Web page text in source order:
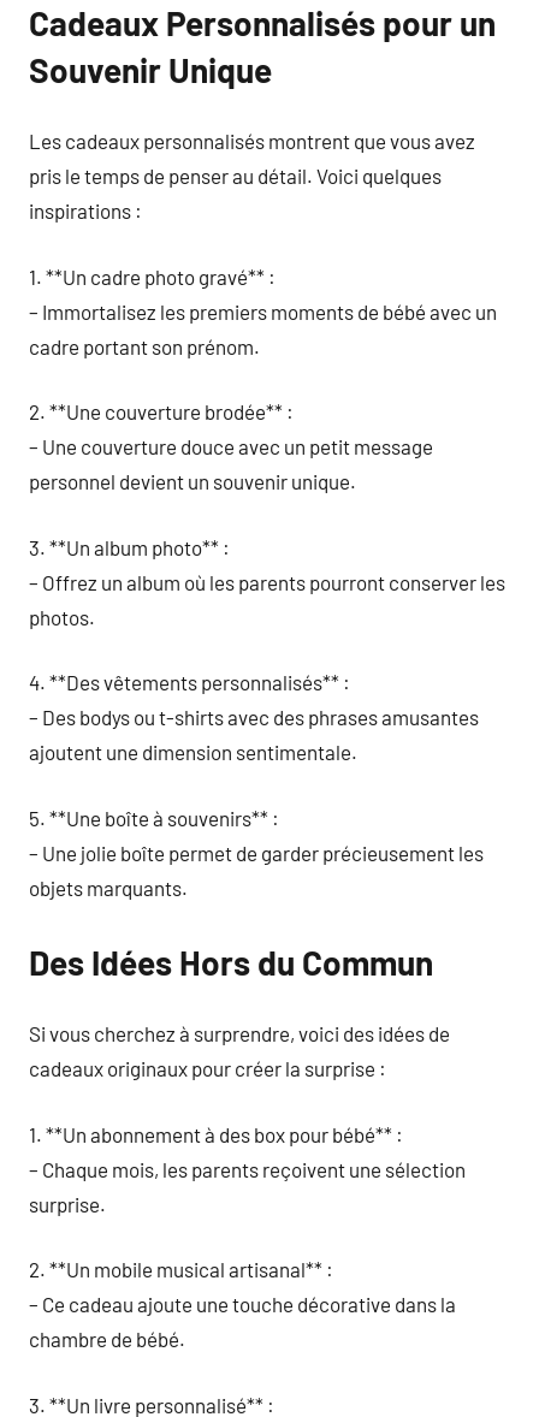
Cadeaux Personnalisés pour un
Souvenir Unique
Les cadeaux personnalisés montrent que vous avez
pris le temps de penser au détail. Voici quelques
inspirations :
1. **Un cadre photo gravé** :
– Immortalisez les premiers moments de bébé avec un
cadre portant son prénom.
2. **Une couverture brodée** :
– Une couverture douce avec un petit message
personnel devient un souvenir unique.
3. **Un album photo** :
– Offrez un album où les parents pourront conserver les
photos.
4. **Des vêtements personnalisés** :
– Des bodys ou t-shirts avec des phrases amusantes
ajoutent une dimension sentimentale.
5. **Une boîte à souvenirs** :
– Une jolie boîte permet de garder précieusement les
objets marquants.
Des Idées Hors du Commun
Si vous cherchez à surprendre, voici des idées de
cadeaux originaux pour créer la surprise :
1. **Un abonnement à des box pour bébé** :
– Chaque mois, les parents reçoivent une sélection
surprise.
2. **Un mobile musical artisanal** :
– Ce cadeau ajoute une touche décorative dans la
chambre de bébé.
3. **Un livre personnalisé** :